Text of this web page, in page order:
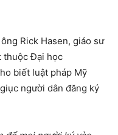
Rick Hasen, giáo sư
thuộc Đại học
biết luật pháp Mỹ
người dân đăng ký